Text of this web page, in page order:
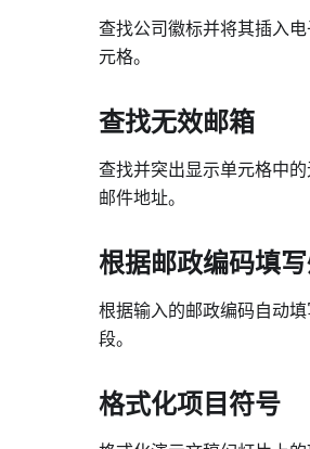
查找公司徽标并将其插入
元格。
查找无效邮箱
查找并突出显示单元格中
邮件地址。
根据邮政编码填
根据输入的邮政编码自动
段。
格式化项目符号